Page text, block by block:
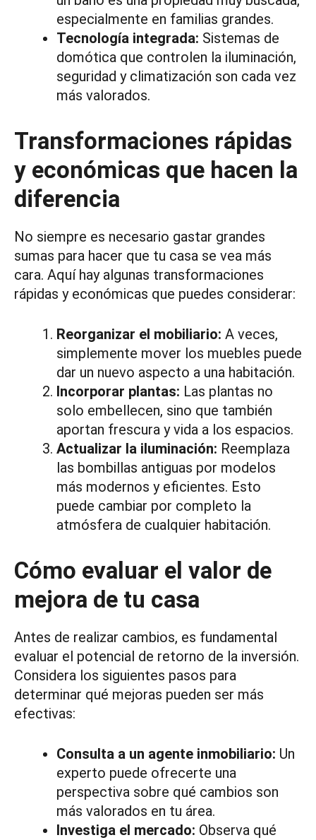
especialmente en familias grandes.
Tecnología integrada: Sistemas de
domótica que controlen la iluminación,
seguridad y climatización son cada vez
más valorados.
Transformaciones rápidas
y económicas que hacen la
diferencia
No siempre es necesario gastar grandes
sumas para hacer que tu casa se vea más
cara. Aquí hay algunas transformaciones
rápidas y económicas que puedes considerar:
Reorganizar el mobiliario: A veces,
simplemente mover los muebles puede
dar un nuevo aspecto a una habitación.
Incorporar plantas: Las plantas no
solo embellecen, sino que también
aportan frescura y vida a los espacios.
Actualizar la iluminación: Reemplaza
las bombillas antiguas por modelos
más modernos y eficientes. Esto
puede cambiar por completo la
atmósfera de cualquier habitación.
Cómo evaluar el valor de
mejora de tu casa
Antes de realizar cambios, es fundamental
evaluar el potencial de retorno de la inversión.
Considera los siguientes pasos para
determinar qué mejoras pueden ser más
efectivas:
Consulta a un agente inmobiliario: Un
experto puede ofrecerte una
perspectiva sobre qué cambios son
más valorados en tu área.
Investiga el mercado: Observa qué